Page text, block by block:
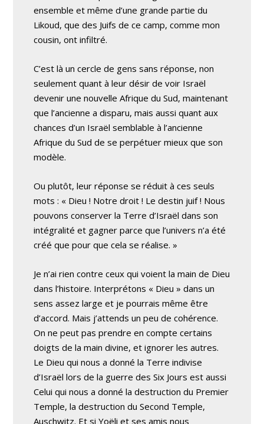
ensemble et même d’une grande partie du
Likoud, que des Juifs de ce camp, comme mon
cousin, ont infiltré.
C’est là un cercle de gens sans réponse, non
seulement quant à leur désir de voir Israël
devenir une nouvelle Afrique du Sud, maintenant
que l’ancienne a disparu, mais aussi quant aux
chances d’un Israël semblable à l’ancienne
Afrique du Sud de se perpétuer mieux que son
modèle.
Ou plutôt, leur réponse se réduit à ces seuls
mots : « Dieu ! Notre droit ! Le destin juif ! Nous
pouvons conserver la Terre d’Israël dans son
intégralité et gagner parce que l’univers n’a été
créé que pour que cela se réalise. »
Je n’ai rien contre ceux qui voient la main de Dieu
dans l’histoire. Interprétons « Dieu » dans un
sens assez large et je pourrais même être
d’accord. Mais j’attends un peu de cohérence.
On ne peut pas prendre en compte certains
doigts de la main divine, et ignorer les autres.
Le Dieu qui nous a donné la Terre indivise
d’Israël lors de la guerre des Six Jours est aussi
Celui qui nous a donné la destruction du Premier
Temple, la destruction du Second Temple,
Auschwitz. Et si Yoëli et ses amis nous